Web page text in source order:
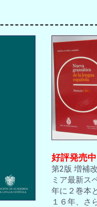
好評発売中
第2版 増補
ミア最新ス
年に２巻本
１６年、さ